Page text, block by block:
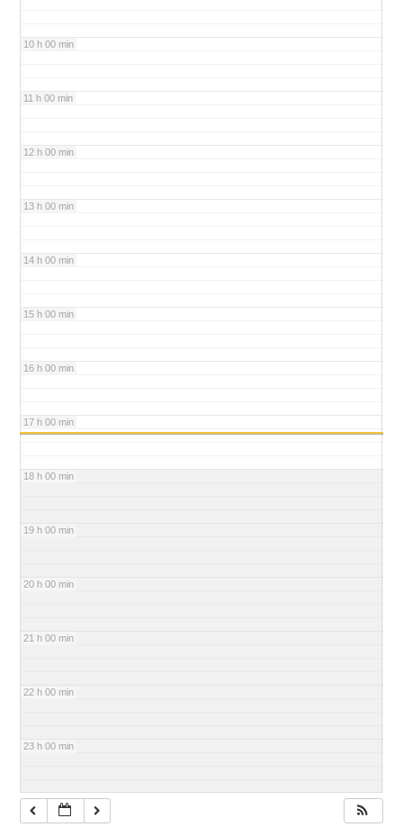
10 h 00 min
11 h 00 min
12 h 00 min
13 h 00 min
14 h 00 min
15 h 00 min
16 h 00 min
17 h 00 min
18 h 00 min
19 h 00 min
20 h 00 min
21 h 00 min
22 h 00 min
23 h 00 min